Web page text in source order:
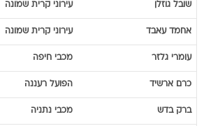
שובל גוזלן עירוני קרית שמונה
אחמד עאבד עירוני קרית שמונה
עומרי גלזר מכבי חיפה
כרם ארשיד הפועל רעננה
ברק בדש מכבי נתניה